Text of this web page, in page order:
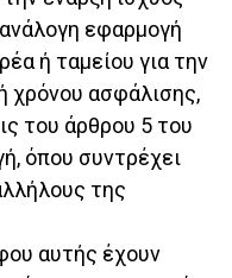
εφαρμογή
ή ταμείου για την
χρόνου ασφάλισης,
του άρθρου 5 του
όπου συντρέχει
της
αυτής έχουν